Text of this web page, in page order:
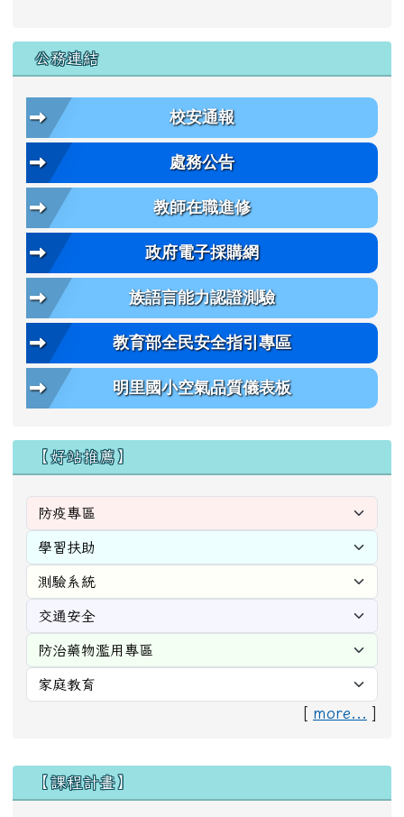
公務連結
校安通報
處務公告
教師在職進修
政府電子採購網
族語言能力認證測驗
教育部全民安全指引專區
明里國小空氣品質儀表板
【好站推薦】
[ more...
右邊區域內容
【課程計畫】